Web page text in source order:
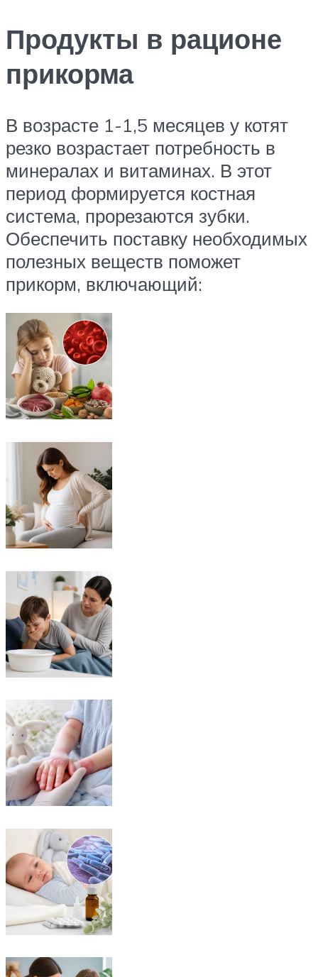
Продукты в рационе
прикорма
В возрасте 1-1,5 месяцев у котят
резко возрастает потребность в
минералах и витаминах. В этот
период формируется костная
система, прорезаются зубки.
Обеспечить поставку необходимых
полезных веществ поможет
прикорм, включающий: